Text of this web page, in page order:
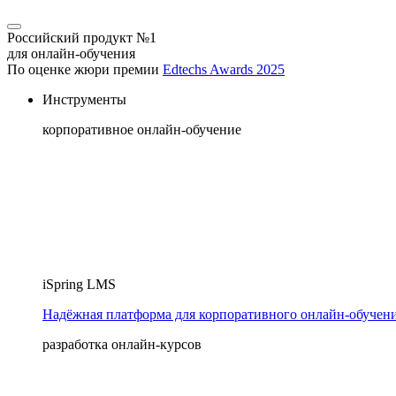
Российский продукт №1
для онлайн-обучения
По оценке жюри премии Edtechs Awards 2025
Инструменты
корпоративное онлайн-обучение
iSpring LMS
Надёжная платформа для корпоративного
разработка онлайн-курсов